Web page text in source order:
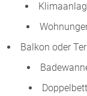
Balkon oder
Doppelbett